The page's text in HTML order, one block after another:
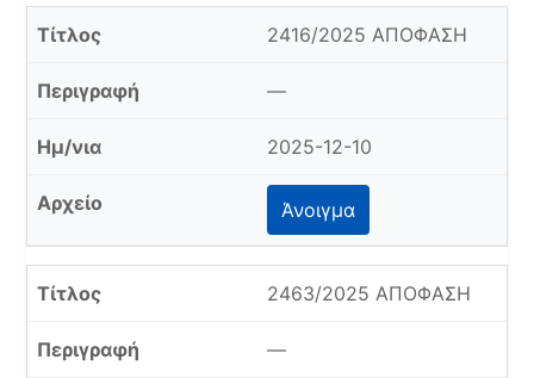
2416/2025 ΑΠΟΦΑΣΗ
—
2025-12-10
Άνοιγμα
2463/2025 ΑΠΟΦΑΣΗ
—